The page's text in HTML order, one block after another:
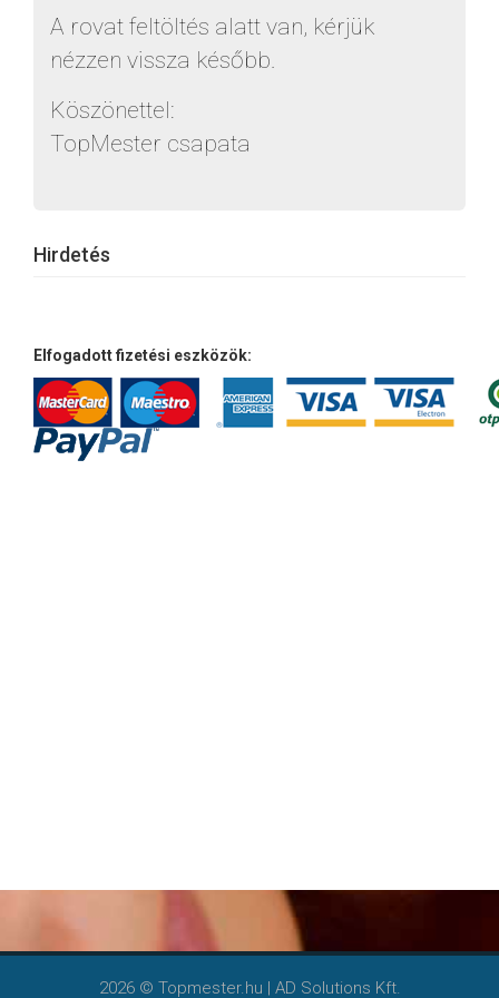
A rovat feltöltés alatt van, kérjük
nézzen vissza később.
Köszönettel:
TopMester csapata
Hirdetés
Elfogadott fizetési eszközök:
2026 © Topmester.hu | AD Solutions Kft.